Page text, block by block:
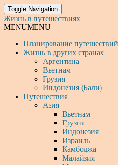
Toggle Navigation
Жизнь в путешествиях
MENUMENU
Планирование путешествий
Жизнь в других странах
Аргентина
Вьетнам
Грузия
Индонезия (Бали)
Путешествия
Азия
Вьетнам
Грузия
Индонезия
Израиль
Камбоджа
Малайзия